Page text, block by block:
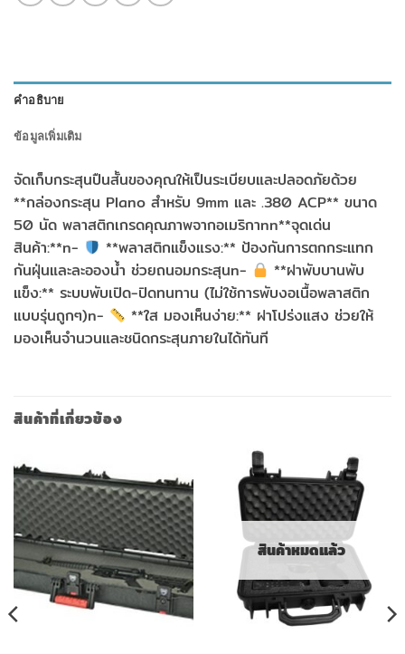
คำอธิบาย
ข้อมูลเพิ่มเติม
จัดเก็บกระสุนปืนสั้นของคุณให้เป็นระเบียบและปลอดภัยด้วย
**กล่องกระสุน Plano สำหรับ 9mm และ .380 ACP** ขนาด
50 นัด พลาสติกเกรดคุณภาพจากอเมริกาnn**จุดเด่น
สินค้า:**n-
**พลาสติกแข็งแรง:** ป้องกันการตกกระแทก
กันฝุ่นและละอองน้ำ ช่วยถนอมกระสุนn-
**ฝาพับบานพับ
แข็ง:** ระบบพับเปิด-ปิดทนทาน (ไม่ใช้การพับงอเนื้อพลาสติก
แบบรุ่นถูกๆ)n-
**ใส มองเห็นง่าย:** ฝาโปร่งแสง ช่วยให้
มองเห็นจำนวนและชนิดกระสุนภายในได้ทันที
สินค้าที่เกี่ยวข้อง
สินค้าหมดแล้ว